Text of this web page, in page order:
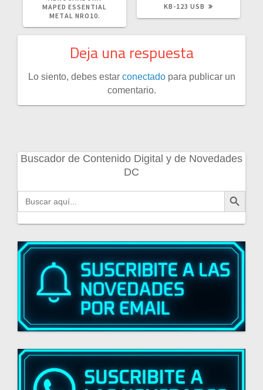
MAPED ESSENTIAL
METAL NRO10.
KB-123 USB
Deja una respuesta
Lo siento, debes estar conectadopara publicar un
comentario.
Buscador de Contenido Digital y de Novedades
DC
Buscar: Botón de búsqueda